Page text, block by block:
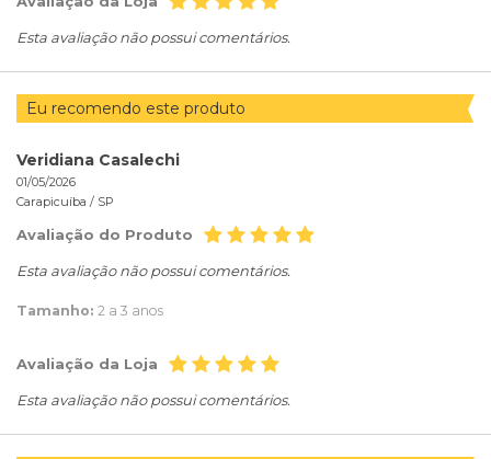
Esta avaliação não possui comentários.
Eu recomendo este produto
Veridiana Casalechi
01/05/2026
Carapicuíba / SP
Avaliação do Produto
Esta avaliação não possui comentários.
Tamanho: 2 a 3 anos
Avaliação da Loja
Esta avaliação não possui comentários.